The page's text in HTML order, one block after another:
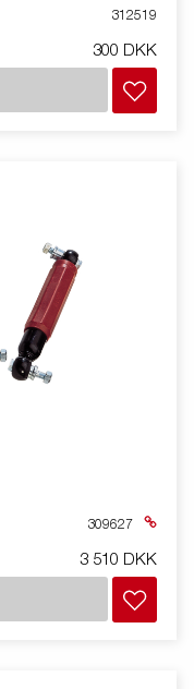
312519
300 DKK
309627
3 510 DKK